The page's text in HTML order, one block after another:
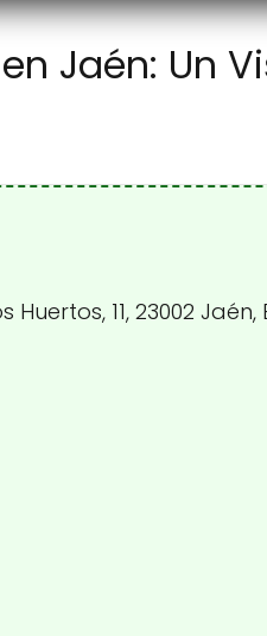
Jaén: Un
Huertos, 11, 23002 Jaén,